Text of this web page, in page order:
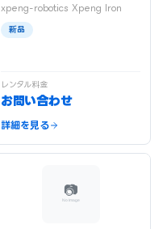
xpeng-robotics Xpeng Iron
新品
レンタル料金
お問い合わせ
詳細を見る